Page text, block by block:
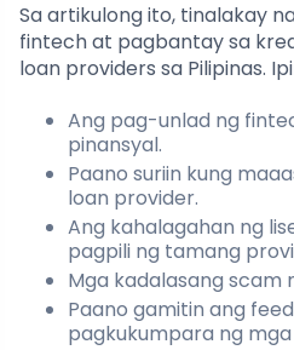
Sa artikulong ito, tinalakay
fintech at pagbantay sa
loan providers sa Pilipinas.
Ang pag-unlad ng
pinansyal.
Paano suriin kung
loan provider.
Ang kahalagahan ng
pagpili ng tamang
Mga kadalasang scam
Paano gamitin ang
pagkukumpara ng mga